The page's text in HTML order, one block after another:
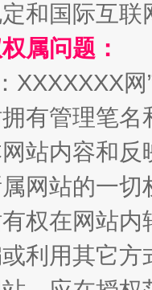
和国际互
属问题：
XXXXXXX
有管理笔
网站内容和
网站的一
权在网站
利用其它